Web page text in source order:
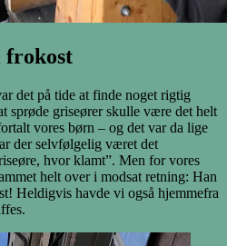
frokost
det på tide at finde noget rigtig
sprøde griseører skulle være det helt
vores børn – og det var da lige
der selvfølgelig været det
hvor klamt”. Men for vores
helt over i modsat retning: Han
Heldigvis havde vi også hjemmefra